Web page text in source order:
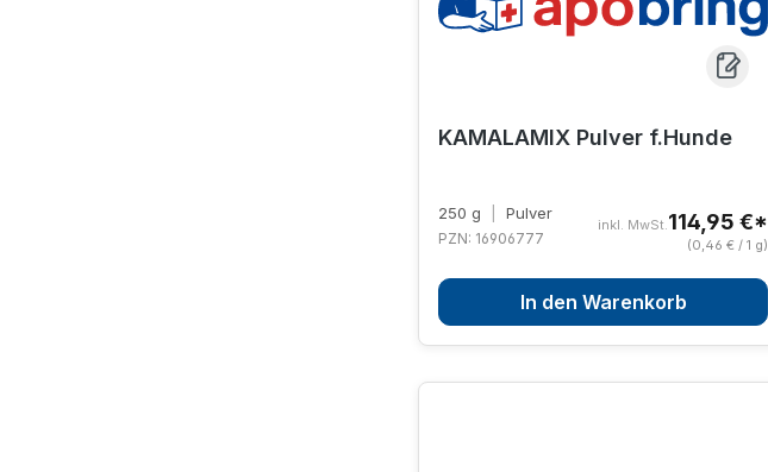
KAMALAMIX Pulver f.Hunde
250 g Pulver
PZN: 16906777
inkl. MwSt.114,95 €*
(0,46 € / 1 g)
In den Warenkorb